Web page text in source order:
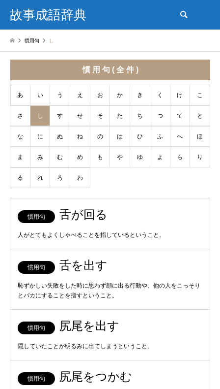
故事成語辞典
慣用句 し
慣 用 句 ( 全 件 )
あ い う え お か き く け こ
さ し す せ そ た ち つ て と
な に ぬ ね の は ひ ふ へ ほ
ま み む め も や ゆ よ ら り
る れ ろ わ
慣用句 舌が回る
人がとてもよくしゃべることを指しているということ。
慣用句 舌を出す
恥ずかしい失敗をした時に思わず顔に出る行動や、他の人をこっそり
とバカにすることを指すということ。
慣用句 尻尾を出す
隠していたことが明るみに出てしまうということ。
慣用句 尻尾をつかむ